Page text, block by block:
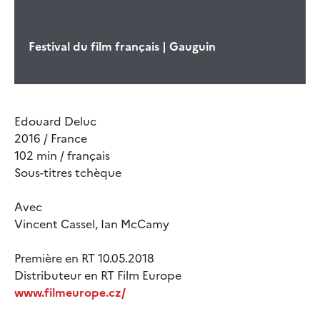
Festival du film français | Gauguin
Edouard Deluc
2016 / France
102 min / français
Sous-titres tchèque
Avec
Vincent Cassel, Ian McCamy
Première en RT 10.05.2018
Distributeur en RT Film Europe
www.filmeurope.cz/